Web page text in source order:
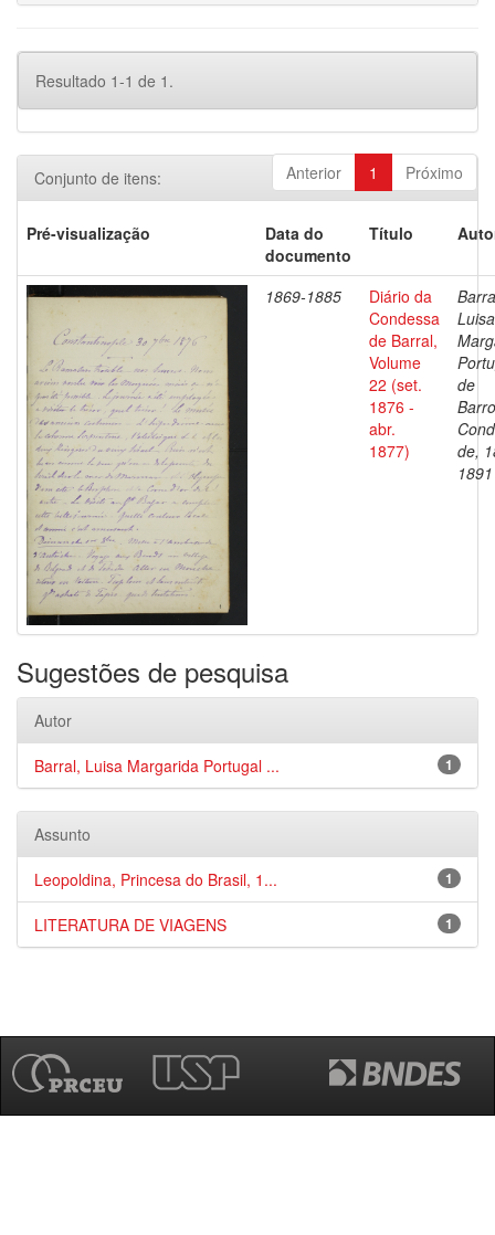
Resultado 1-1 de 1.
Anterior 1 Próximo
Conjunto de itens:
Pré-visualização
Data do
documento
Título
1869-1885
Diário da
Condessa
de Barral,
Volume
22 (set.
1876 -
abr.
1877)
Luisa
de
de,
1891
Sugestões de pesquisa
Autor
1
Barral, Luisa Margarida Portugal ...
Assunto
1
Leopoldina, Princesa do Brasil, 1...
1
LITERATURA DE VIAGENS